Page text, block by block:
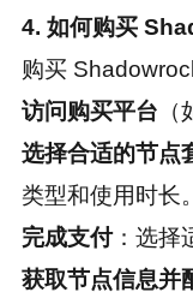
4. 如何购买
购买
访问购买平台
选择合适的节点
类型和使用时长。
完成支付：选择
获取节点信息并